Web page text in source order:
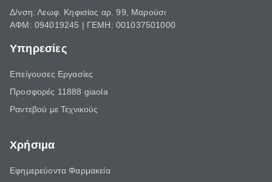
Δ/νση: Λεωφ. Κηφισίας αρ. 99, Μαρούσι
ΑΦΜ: 094019245 | ΓΕΜΗ: 001037501000
Υπηρεσίες
Επείγουσες Εργασίες
Προσφορές 11888 giaola
Ραντεβού με Τεχνικούς
Χρήσιμα
Εφημερεύοντα Φαρμακεία